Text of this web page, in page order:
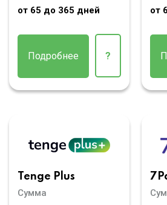
от 65 до 365 дней
Подробнее ?
от
Tenge Plus
Сумма